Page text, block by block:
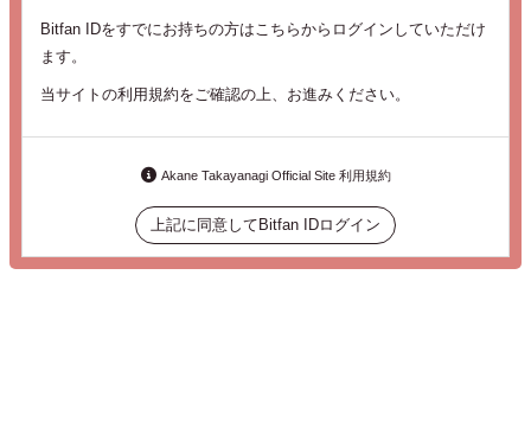
Bitfan IDをすでにお持ちの方はこちらからログインしていただけ
ます。
当サイトの利用規約をご確認の上、お進みください。
Akane Takayanagi Official Site 利用規約
上記に同意してBitfan IDログイン